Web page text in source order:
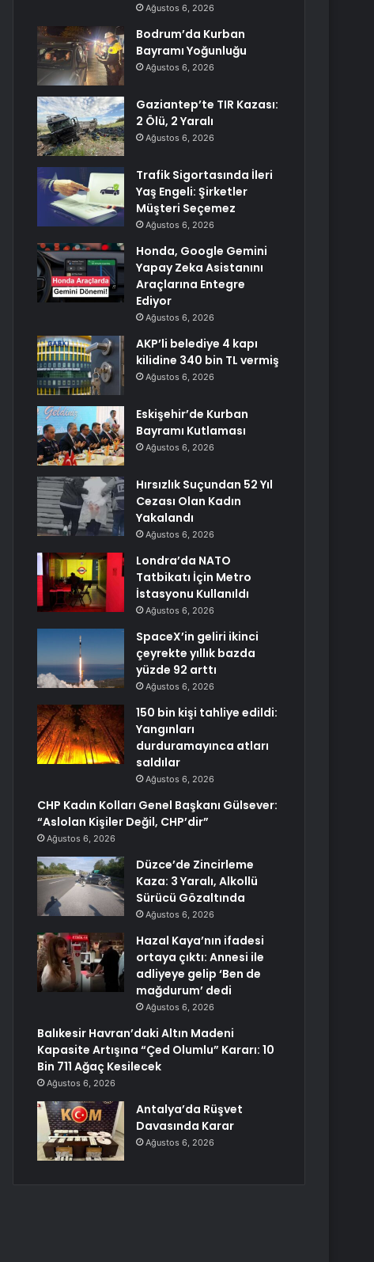
Ağustos 6, 2026
Bodrum’da Kurban
Bayramı Yoğunluğu
Ağustos 6, 2026
Gaziantep’te TIR Kazası:
2 Ölü, 2 Yaralı
Ağustos 6, 2026
Trafik Sigortasında İleri
Yaş Engeli: Şirketler
Müşteri Seçemez
Ağustos 6, 2026
Honda, Google Gemini
Yapay Zeka Asistanını
Araçlarına Entegre
Ediyor
Ağustos 6, 2026
AKP’li belediye 4 kapı
kilidine 340 bin TL vermiş
Ağustos 6, 2026
Eskişehir’de Kurban
Bayramı Kutlaması
Ağustos 6, 2026
Hırsızlık Suçundan 52 Yıl
Cezası Olan Kadın
Yakalandı
Ağustos 6, 2026
Londra’da NATO
Tatbikatı İçin Metro
İstasyonu Kullanıldı
Ağustos 6, 2026
SpaceX’in geliri ikinci
çeyrekte yıllık bazda
yüzde 92 arttı
Ağustos 6, 2026
150 bin kişi tahliye edildi:
Yangınları
durduramayınca atları
saldılar
Ağustos 6, 2026
CHP Kadın Kolları Genel Başkanı Gülsever:
“Aslolan Kişiler Değil, CHP’dir”
Ağustos 6, 2026
Düzce’de Zincirleme
Kaza: 3 Yaralı, Alkollü
Sürücü Gözaltında
Ağustos 6, 2026
Hazal Kaya’nın ifadesi
ortaya çıktı: Annesi ile
adliyeye gelip ‘Ben de
mağdurum’ dedi
Ağustos 6, 2026
Balıkesir Havran’daki Altın Madeni
Kapasite Artışına “Çed Olumlu” Kararı: 10
Bin 711 Ağaç Kesilecek
Ağustos 6, 2026
Antalya’da Rüşvet
Davasında Karar
Ağustos 6, 2026